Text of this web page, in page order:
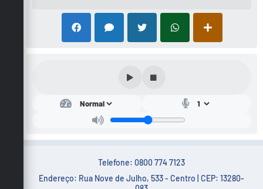
Telefone: 0800 774 7123
Endereço: Rua Nove de Julho, 533 - Centro | CEP: 13280-